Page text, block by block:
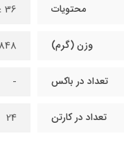
محتویات 36 عدد ماژیک راندو دوسر
وزن (گرم)
تعداد در باکس -
تعداد در کارتن 24